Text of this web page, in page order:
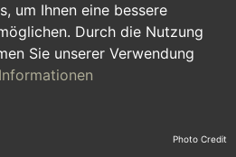
um Ihnen eine bessere
Durch die Nutzung
Sie unserer Verwendung
Sekretariat
Nebenjobs
duale Ausbildung Photo Credit